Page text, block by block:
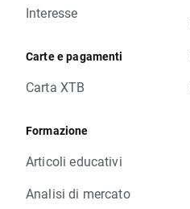
Interesse
Carte e pagamenti
Carta XTB
Formazione
Articoli educativi
Analisi di mercato